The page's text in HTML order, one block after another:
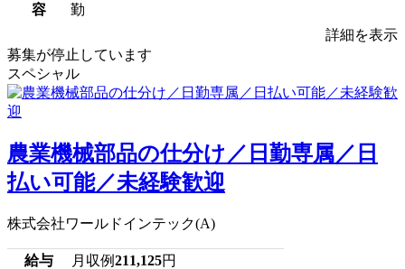
容
勤
詳細を表示
募集が停止しています
スペシャル
農業機械部品の仕分け／日勤専属／日
払い可能／未経験歓迎
株式会社ワールドインテック(A)
給与 月収例211,125円